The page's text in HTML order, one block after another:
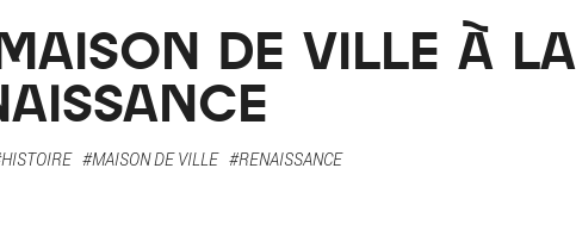
Livre Podcast
La terre
DE VILLE À LA
#MAISON DE VILLE #RENAISSANCE